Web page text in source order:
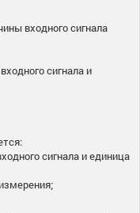
входного сигнала
сигнала и
сигнала и единица